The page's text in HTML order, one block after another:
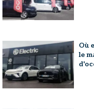
Où
le